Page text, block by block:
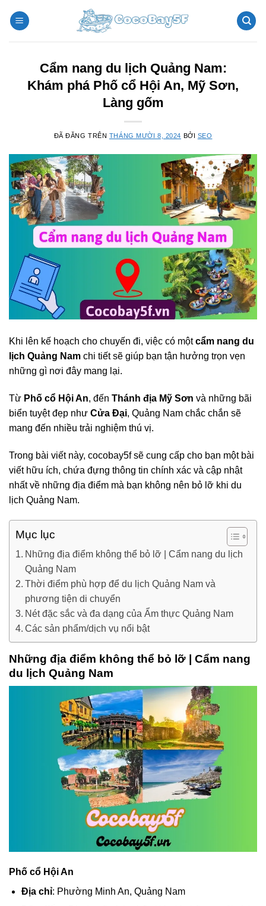
đến
Cẩm nang du lịch Quảng Nam:
Khám phá Phố cổ Hội An, Mỹ Sơn,
Làng gốm
ĐÃ ĐĂNG TRÊN THÁNG MƯỜI 8, 2024 BỞI SEO
Khi lên kế hoạch cho chuyến đi, việc có mộtcẩm nang du
lịch Quảng Nam chi tiết sẽ giúp bạn tận hưởng trọn vẹn
những gì nơi đây mang lại.
Từ Phố cổ Hội An, đến Thánh địa Mỹ Sơn và những bãi
biển tuyệt đẹp như Cửa Đại, Quảng Nam chắc chắn sẽ
mang đến nhiều trải nghiệm thú vị.
Trong bài viết này, cocobay5f sẽ cung cấp cho bạn một bài
viết hữu ích, chứa đựng thông tin chính xác và cập nhật
nhất về những địa điểm mà bạn không nên bỏ lỡ khi du
lịch Quảng Nam.
Mục lục
Những địa điểm không thể bỏ lỡ | Cẩm nang du lịch
Quảng Nam
Thời điểm phù hợp để du lịch Quảng Nam và
phương tiện di chuyển
Nét đặc sắc và đa dạng của Ẩm thực Quảng Nam
Các sản phẩm/dịch vụ nổi bật
Những địa điểm không thể bỏ lỡ | Cẩm nang
du lịch Quảng Nam
Phố cổ Hội An
Địa chỉ: Phường Minh An, Quảng Nam